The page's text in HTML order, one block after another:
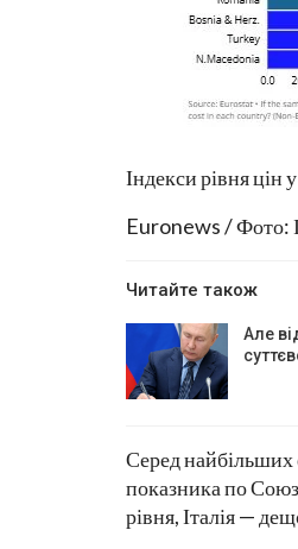
Індекси рівня цін
Euronews / Фото:
Читайте також
Але
Серед
показника по
рівня, Італія —